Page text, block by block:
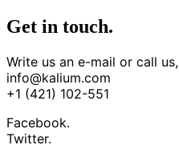
Get in touch.
Write us an e-mail or call us,
info@kalium.com
+1 (421) 102-551
Facebook.
Twitter.